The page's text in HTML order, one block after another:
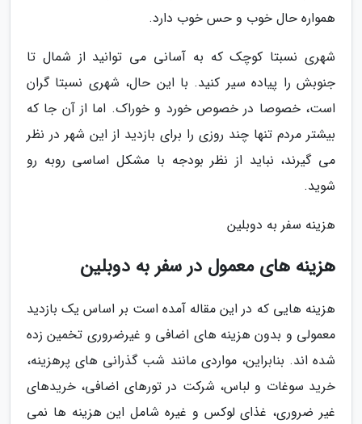
همواره حال خوب و حس خوب دارد.
شهری نسبتا کوچک که به آسانی می توانید از شمال تا
جنوبش را پیاده سیر کنید. با این حال، شهری نسبتا گران
است، خصوصا در خصوص خورد و خوراک. اما از آن جا که
بیشتر مردم تنها چند روزی را برای بازدید از این شهر در نظر
می گیرند، نباید از نظر بودجه با مشکل اساسی روبه رو
شوید.
هزینه سفر به دوبلین
هزینه های معمول در سفر به دوبلین
هزینه هایی که در این مقاله آمده است بر اساس یک بازدید
معمولی و بدون هزینه های اضافی و غیرضروری تخمین زده
شده اند. بنابراین، مواردی مانند شب گذرانی های پرهزینه،
خرید سوغات و لباس، شرکت در تورهای اضافی، خریدهای
غیر ضروری، غذای لوکس و غیره شامل این هزینه ها نمی